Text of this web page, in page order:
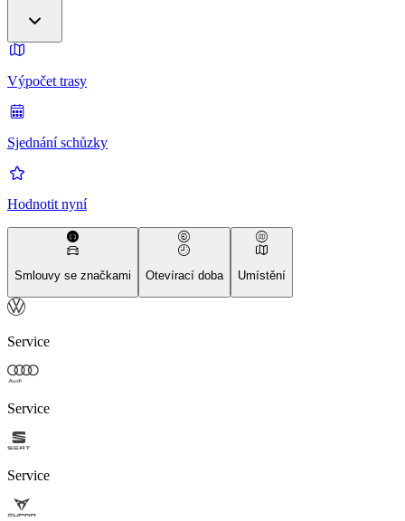
Výpočet trasy
Sjednání schůzky
Hodnotit nyní
Smlouvy se značkami Otevírací doba Umístění
Service
Service
Service